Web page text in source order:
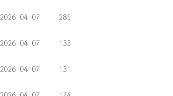
2026-04-07 285
2026-04-07 133
2026-04-07 131